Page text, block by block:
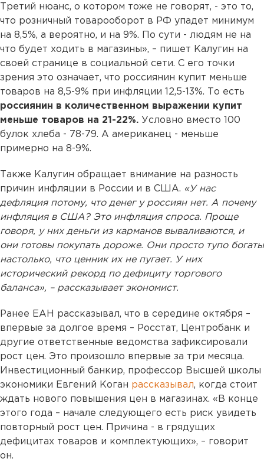
Третий нюанс, о котором тоже не говорят, - это то,
что розничный товарооборот в РФ упадет минимум
на 8,5%, а вероятно, и на 9%. По сути - людям не на
что будет ходить в магазины», – пишет Калугин на
своей странице в социальной сети. С его точки
зрения это означает, что россиянин купит меньше
товаров на 8,5-9% при инфляции 12,5-13%. То есть
россиянин в количественном выражении купит
меньше товаров на 21-22%. Условно вместо 100
булок хлеба - 78-79. А американец - меньше
примерно на 8-9%.
Также Калугин обращает внимание на разность
причин инфляции в России и в США. «У нас
дефляция потому, что денег у россиян нет. А почему
инфляция в США? Это инфляция спроса. Проще
говоря, у них деньги из карманов вываливаются, и
они готовы покупать дороже. Они просто тупо богаты
настолько, что ценник их не пугает. У них
исторический рекорд по дефициту торгового
баланса», – рассказывает экономист.
Ранее ЕАН рассказывал, что в середине октября –
впервые за долгое время – Росстат, Центробанк и
другие ответственные ведомства зафиксировали
рост цен. Это произошло впервые за три месяца.
Инвестиционный банкир, профессор Высшей школы
экономики Евгений Коган рассказывал, когда стоит
ждать нового повышения цен в магазинах. «В конце
этого года – начале следующего есть риск увидеть
повторный рост цен. Причина - в грядущих
дефицитах товаров и комплектующих», – говорит
он.